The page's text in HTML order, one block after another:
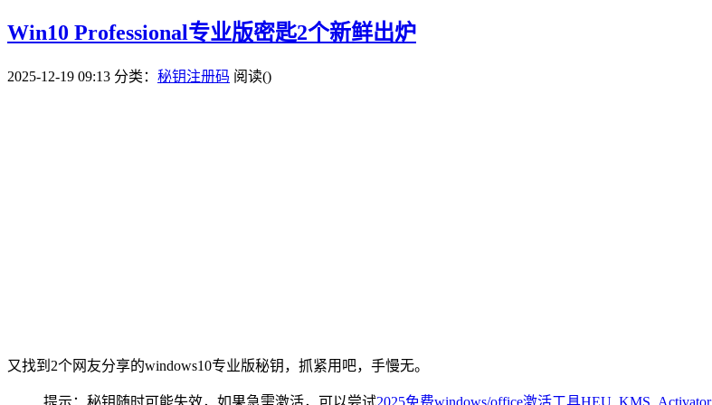
Win10 Professional专业版密匙2个新鲜出炉
2025-12-19 09:13 分类： 秘钥注册码 阅读()
又找到2个网友分享的windows10专业版秘钥，抓紧用吧，手慢无。
提示：秘钥随时可能失效，如果急需激活，可以尝试2025免费windows/office激活工具HEU_KMS_Activator